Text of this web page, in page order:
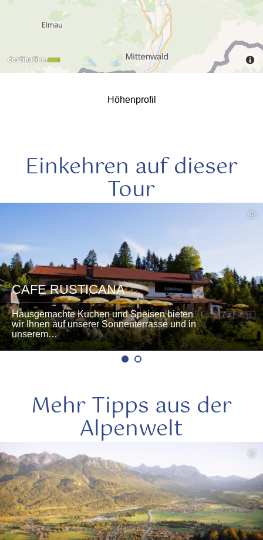
Höhenprofil
Einkehren auf dieser
Tour
©
CAFE RUSTICANA
Hausgemachte Kuchen und Speisen bieten
wir Ihnen auf unserer Sonnenterrasse und in
unserem…
Mehr Tipps aus der
Alpenwelt
©